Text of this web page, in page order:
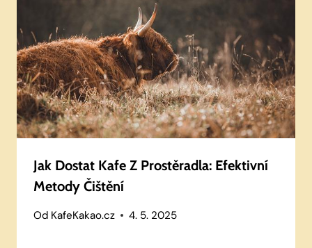
Jak Dostat Kafe Z Prostěradla: Efektivní
Metody Čištění
Od KafeKakao.cz 4. 5. 2025